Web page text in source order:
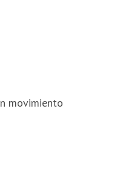
movimiento